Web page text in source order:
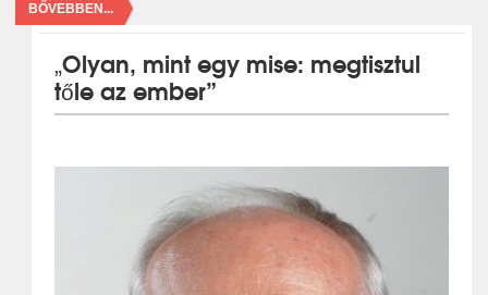
BŐVEBBEN...
„Olyan, mint egy mise: megtisztul
tőle az ember”